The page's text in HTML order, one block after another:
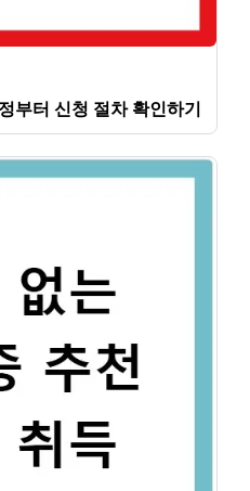
부터 신청 절차 확인하기